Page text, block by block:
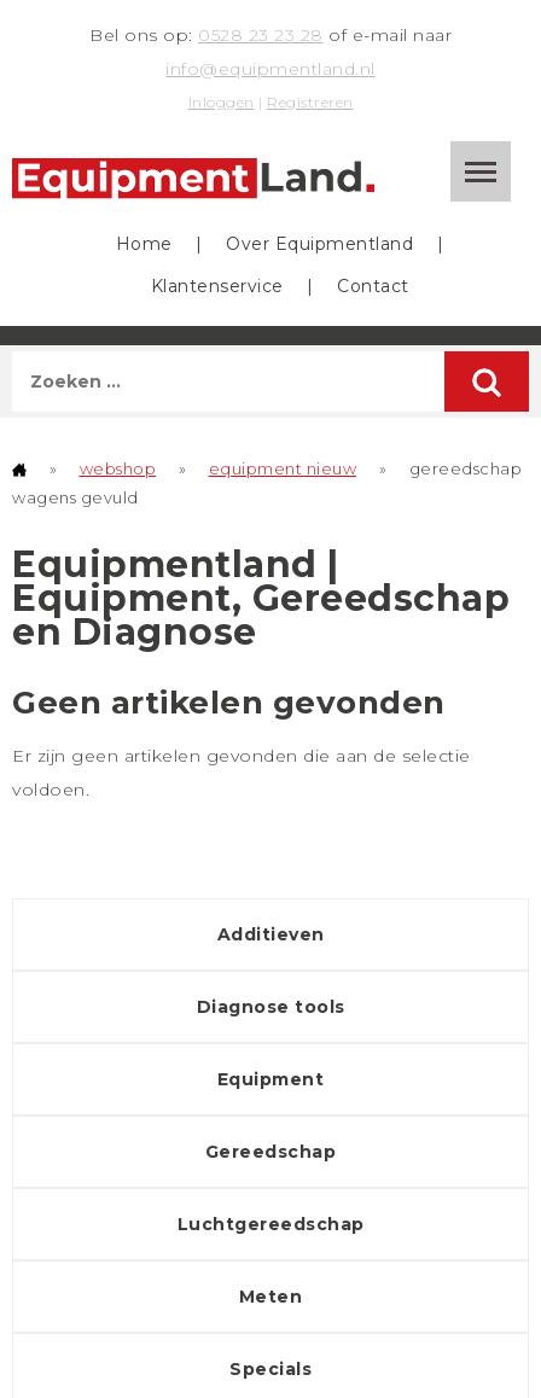
Bel ons op: 0528 23 23 28 of e-mail naar
info@equipmentland.nl
Inloggen | Registreren
Home | Over Equipmentland
|
Klantenservice
| Contact
» webshop » equipment nieuw »
gereedschap
wagens gevuld
Equipmentland |
Equipment, Gereedschap
en Diagnose
Geen artikelen gevonden
Er zijn geen artikelen gevonden die aan de selectie
voldoen.
Additieven
Diagnose tools
Equipment
Gereedschap
Luchtgereedschap
Meten
Specials